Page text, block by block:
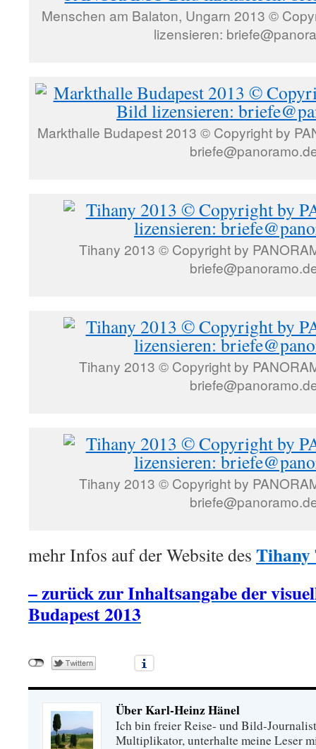
Menschen am Balaton, Ungarn 2013 ©
lizensieren:
Markthalle Budapest 2013 © Copyright by
Tihany 2013 © Copyright by
Tihany 2013 © Copyright by
Tihany 2013 © Copyright by
mehr Infos auf der Website des Tihany
– zurück zur Inhaltsangabe der
Budapest 2013
Über Karl-Heinz Hänel
Ich bin freier Reise- und Bild-
Multiplikator, unterhalte meine Leser